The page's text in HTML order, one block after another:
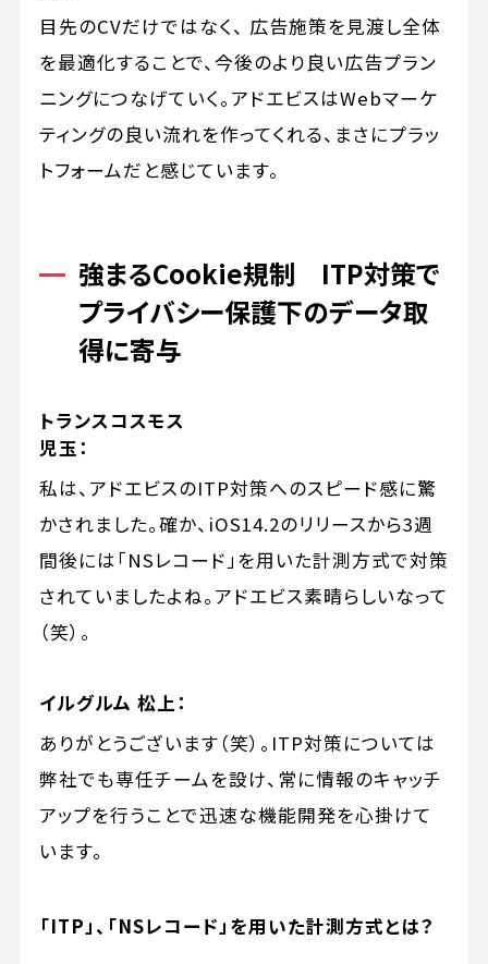
目先のCVだけではなく、 広告施策を見渡し全体
を最適化することで、今後のより良い広告プラン
ニングにつなげていく。アドエビスはWebマーケ
ティングの良い流れを作ってくれる、まさにプラッ
トフォームだと感じています。
強まるCookie規制 ITP対策で
プライバシー保護下のデータ取
得に寄与
トランスコスモス
児玉：
私は、アドエビスのITP対策へのスピード感に驚
かされました。確か、iOS14.2のリリースから3週
間後には「NSレコード」を用いた計測方式で対策
されていましたよね。アドエビス素晴らしいなって
（笑）。
イルグルム 松上：
ありがとうございます（笑）。ITP対策については
弊社でも専任チームを設け、常に情報のキャッチ
アップを行うことで迅速な機能開発を心掛けて
います。
「ITP」、「NSレコード」を用いた計測方式とは？